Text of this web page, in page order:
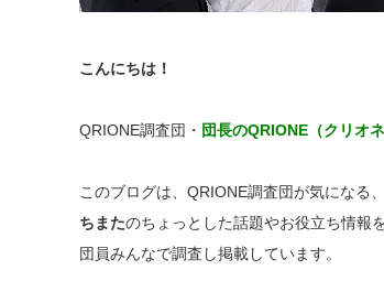
こんにちは！
QRIONE調査団・ 団長のQRIONE（クリオネ
このブログは、QRIONE調査団が気になる、
ちまたのちょっとした話題やお役立ち情報
団員みんなで調査し掲載しています。